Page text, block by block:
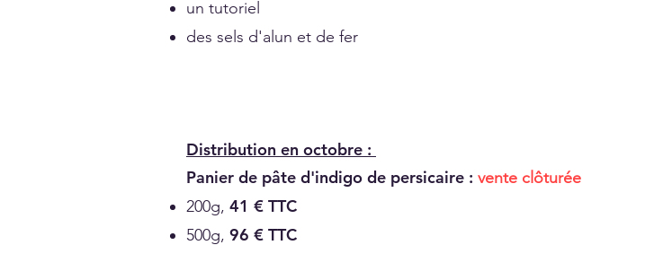
un tutoriel
des sels d'alun et de fer
Distribution en octobre :
Panier de pâte d'indigo de persicaire : vente clôturée
200g, 41 € TTC
500g, 96 € TTC